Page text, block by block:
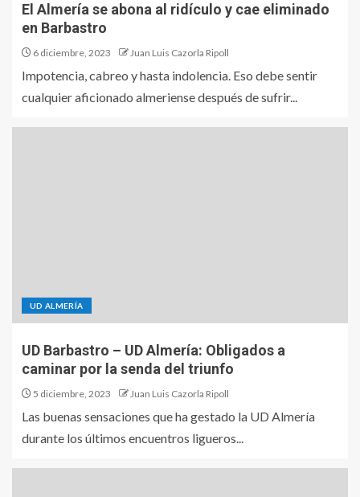
El Almería se abona al ridículo y cae eliminado
en Barbastro
6 diciembre, 2023 Juan Luis Cazorla Ripoll
Impotencia, cabreo y hasta indolencia. Eso debe sentir
cualquier aficionado almeriense después de sufrir...
UD ALMERÍA
UD Barbastro – UD Almería: Obligados a
caminar por la senda del triunfo
5 diciembre, 2023 Juan Luis Cazorla Ripoll
Las buenas sensaciones que ha gestado la UD Almería
durante los últimos encuentros ligueros...